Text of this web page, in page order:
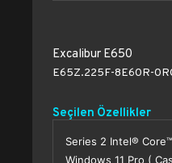
Excalibur E650
E65Z.225F-8E60R-
Seçilen Özellikler
Series 2 Intel®
Windows 11 Pro (